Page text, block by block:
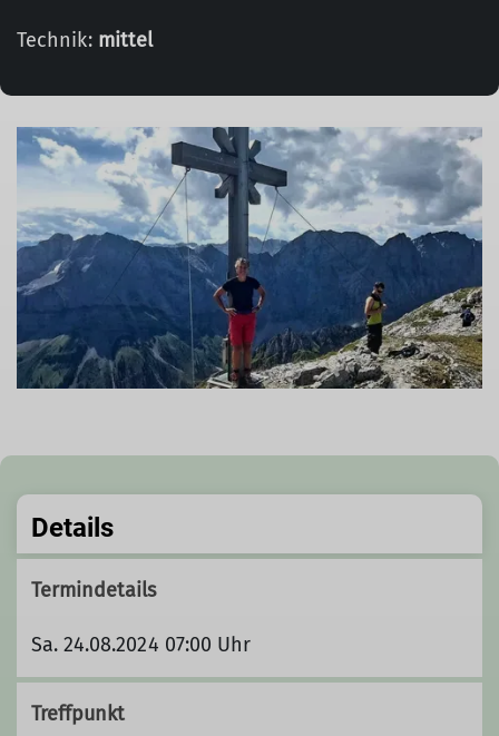
Technik: mittel
Details
Termindetails
Sa. 24.08.2024 07:00 Uhr
Treffpunkt